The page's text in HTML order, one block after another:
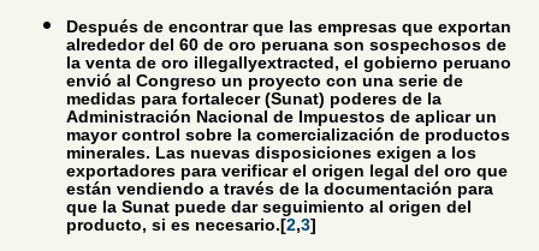
Después de encontrar que las empresas que exportan
alrededor del 60 de oro peruana son sospechosos de
la venta de oro illegallyextracted, el gobierno peruano
envió al Congreso un proyecto con una serie de
medidas para fortalecer (Sunat) poderes de la
Administración Nacional de Impuestos de aplicar un
mayor control sobre la comercialización de productos
minerales. Las nuevas disposiciones exigen a los
exportadores para verificar el origen legal del oro que
están vendiendo a través de la documentación para
que la Sunat puede dar seguimiento al origen del
producto, si es necesario.[2,3]